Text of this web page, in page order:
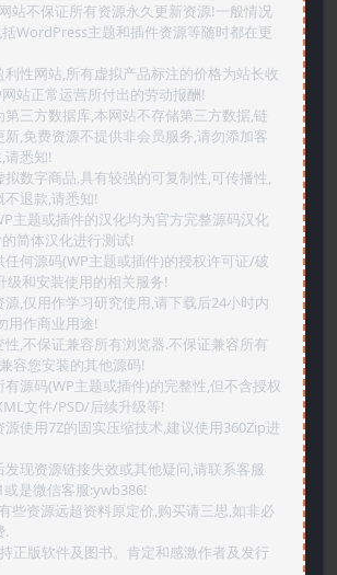
站不保证所有资源永久更新资源!一般情况
WordPress主题和插件资源等随时都在更
利性网站,所有虚拟产品标注的价格为站长收
站正常运营所付出的劳动报酬!
第三方数据库,本网站不存储第三方数据,链
,免费资源不提供非会员服务,请勿添加客
请悉知!
拟数字商品,具有较强的可复制性,可传播性,
退款,请悉知!
主题或插件的汉化均为官方完整源码汉化
简体汉化进行测试!
任何源码(WP主题或插件)的授权许可证/破
级和安装使用的相关服务!
源,仅用作学习研究使用,请下载后24小时内
用作商业用途!
性,不保证兼容所有浏览器.不保证兼容所有
容您安装的其他源码!
有源码(WP主题或插件)的完整性,但不含授权
文件/PSD/后续升级等!
源使用7Z的固实压缩技术,建议使用360Zip进
发现资源链接失效或其他疑问,请联系客服
或是微信客服:ywb386!
些资源远超资料原定价,购买请三思,如非必
.
正版软件及图书。肯定和感激作者及发行